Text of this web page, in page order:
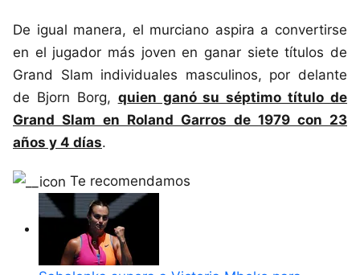
De igual manera, el murciano aspira a convertirse
en el jugador más joven en ganar siete títulos de
Grand Slam individuales masculinos, por delante
de Bjorn Borg, quien ganó su séptimo título de
Grand Slam en Roland Garros de 1979 con 23
años y 4 días.
Te recomendamos